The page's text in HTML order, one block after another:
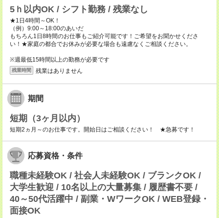
5ｈ以内OK / シフト勤務 / 残業なし
★1日4時間～OK！
（例）9:00～18:00のあいだ
もちろん1日8時間のお仕事もご紹介可能です！ご希望をお聞かせくださ
い！★家庭の都合でお休みが必要な場合も遠慮なくご相談ください。
※週最低15時間以上の勤務が必要です
残業時間 残業はありません
期間
短期（3ヶ月以内）
短期2ヵ月～のお仕事です。開始日はご相談ください！ ★急募です！
応募資格・条件
職種未経験OK / 社会人未経験OK / ブランクOK /
大学生歓迎 / 10名以上の大量募集 / 履歴書不要 /
40～50代活躍中 / 副業・WワークOK / WEB登録・
面接OK